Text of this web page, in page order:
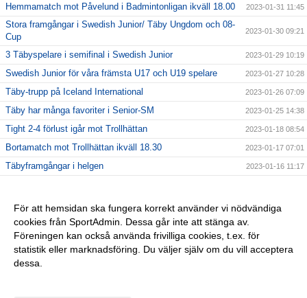
Hemmamatch mot Påvelund i Badmintonligan ikväll 18.00 2023-01-31 11:45
Stora framgångar i Swedish Junior/ Täby Ungdom och 08-
Cup
2023-01-30 09:21
3 Täbyspelare i semifinal i Swedish Junior 2023-01-29 10:19
Swedish Junior för våra främsta U17 och U19 spelare 2023-01-27 10:28
Täby-trupp på Iceland International 2023-01-26 07:09
Täby har många favoriter i Senior-SM 2023-01-25 14:38
Tight 2-4 förlust igår mot Trollhättan 2023-01-18 08:54
Bortamatch mot Trollhättan ikväll 18.30 2023-01-17 07:01
Täbyframgångar i helgen 2023-01-16 11:17
Stark 4-2 vinst mot Aura och härlig Nostalgikväll 2023-01-11 13:37
Hemmamatch mot Aura i kväll 18.00 2023-01-10 08:34
Stor Nostalgifest i Täby RacketCenter 2023-01-05 09:46
För att hemsidan ska fungera korrekt använder vi nödvändiga
cookies från SportAdmin. Dessa går inte att stänga av.
Föreningen kan också använda frivilliga cookies, t.ex. för
statistik eller marknadsföring. Du väljer själv om du vill acceptera
dessa.